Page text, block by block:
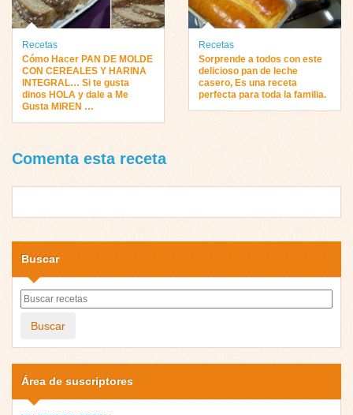
Recetas
Cómo Hacer PAN DE MOLDE
CON CEREALES Y HARINA
INTEGRAL… Si te gusta
dinos HOLA y dale a Me
Gusta MIREN …
Recetas
Sorprende a todos con este
delicioso pan de leche
casero, Es una receta
perfecta para toda la familia.
Comenta esta receta
Buscar
Buscar
Área de suscriptores